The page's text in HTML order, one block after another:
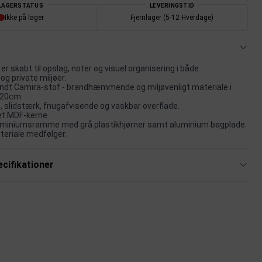
LAGERSTATUS
Ikke på lager
LEVERINGSTID
Fjernlager (5-12 Hverdage)
skabt til opslag, noter og visuel organisering i både
private miljøer.
Camira-stof - brandhæmmende og miljøvenligt materiale i
slidstærk, fnugafvisende og vaskbar overflade.
MDF-kerne.
med grå plastikhjørner samt aluminium bagplade.
medfølger.